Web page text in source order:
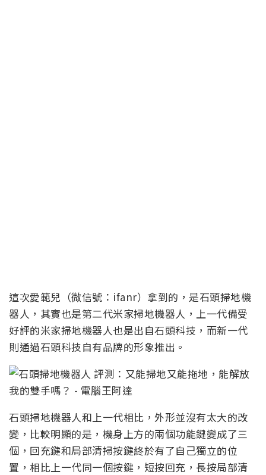
這次愛範兒（微信號：ifanr）拿到的，是石頭掃地機
器人，其實也是第二代米家掃地機器人，上一代備受
好評的米家掃地機器人也是出自石頭科技，而新一代
則通過石頭科技自有品牌的形象推出。
石頭掃地機器人和上一代相比，外形並沒有太大的改
變，比較明顯的是，機身上方的兩個功能鍵變成了三
個，回充鍵和局部清掃按鍵終於有了自己獨立的位
置，相比上一代同一個按鍵，短按回充，長按局部清